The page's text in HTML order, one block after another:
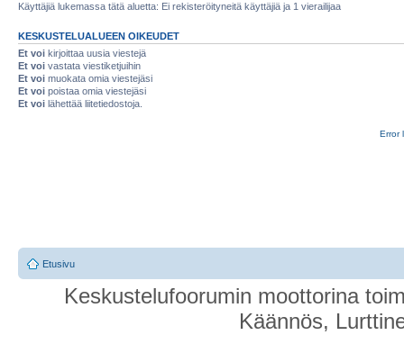
Käyttäjiä lukemassa tätä aluetta: Ei rekisteröityneitä käyttäjiä ja 1 vierailijaa
KESKUSTELUALUEEN OIKEUDET
Et voi kirjoittaa uusia viestejä
Et voi vastata viestiketjuihin
Et voi muokata omia viestejäsi
Et voi poistaa omia viestejäsi
Et voi lähettää liitetiedostoja.
Error
Etusivu
Keskustelufoorumin moottorina
Käännös,